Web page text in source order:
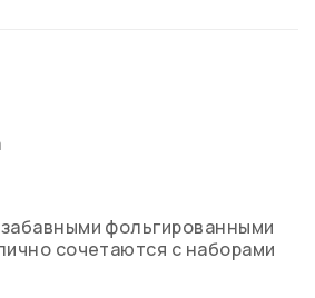
фольгированными
сочетаются с наборами